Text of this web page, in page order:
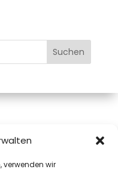
verwenden wir